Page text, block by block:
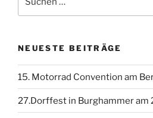
nach:
NEUESTE BEITRÄGE
15. Motorrad Convention am
27.Dorffest in Burghammer am